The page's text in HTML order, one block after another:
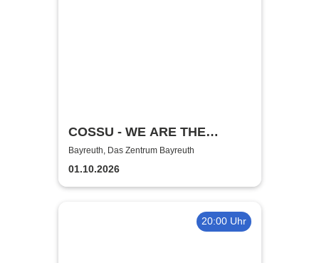
COSSU - WE ARE THE
GERMANS - Stand-Up
Comedy
Bayreuth, Das Zentrum Bayreuth
01.10.2026
20:00 Uhr